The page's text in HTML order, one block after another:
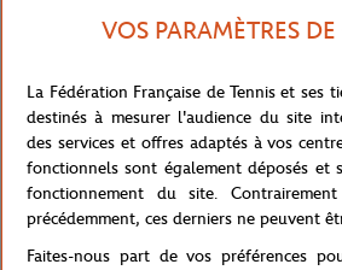
Polo Arbitre Homme Lacoste x
Roland-Garros - Marine
T-shirt
VOS PARAMÈTRES
La Fédération Française de Tennis et ses
destinés à mesurer l'audience du site
des services et offres adaptés à vos
fonctionnels sont également déposés et
fonctionnement du site.
précédemment, ces derniers ne peuvent
Faites-nous part de vos préférences